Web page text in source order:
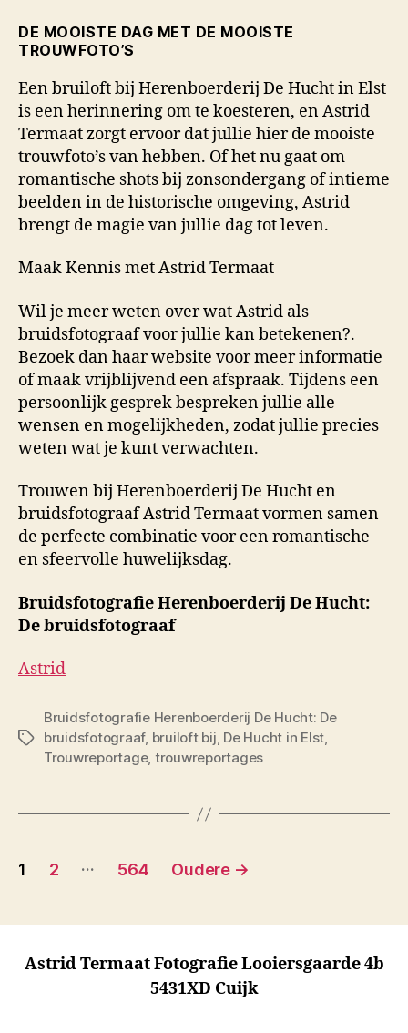
DE MOOISTE DAG MET DE MOOISTE
TROUWFOTO’S
Een bruiloft bij Herenboerderij De Hucht in Elst
is een herinnering om te koesteren, en Astrid
Termaat zorgt ervoor dat jullie hier de mooiste
trouwfoto’s van hebben. Of het nu gaat om
romantische shots bij zonsondergang of intieme
beelden in de historische omgeving, Astrid
brengt de magie van jullie dag tot leven.
Maak Kennis met Astrid Termaat
Wil je meer weten over wat Astrid als
bruidsfotograaf voor jullie kan betekenen?.
Bezoek dan haar website voor meer informatie
of maak vrijblijvend een afspraak. Tijdens een
persoonlijk gesprek bespreken jullie alle
wensen en mogelijkheden, zodat jullie precies
weten wat je kunt verwachten.
Trouwen bij Herenboerderij De Hucht en
bruidsfotograaf Astrid Termaat vormen samen
de perfecte combinatie voor een romantische
en sfeervolle huwelijksdag.
Bruidsfotografie Herenboerderij De Hucht:
De bruidsfotograaf
Astrid
Tags
Bruidsfotografie Herenboerderij De Hucht: De
bruidsfotograaf, bruiloft bij, De Hucht in Elst,
Trouwreportage, trouwreportages
Berichten
1 2 … 564 Oudere →
Astrid Termaat Fotografie Looiersgaarde 4b
5431XD Cuijk